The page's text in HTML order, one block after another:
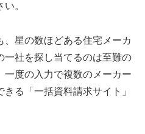
。
、星の数ほどある住宅メーカ
一社を探し当てるのは至難の
度の入力で複数のメーカー
る「一括資料請求サイト」